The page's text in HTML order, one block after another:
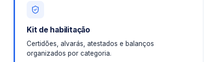
Kit de habilitação
Certidões, alvarás, atestados e balanços
organizados por categoria.